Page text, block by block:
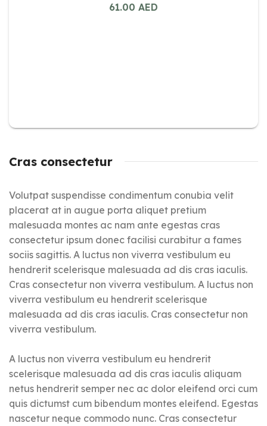
61.00 AED
Cras consectetur
Volutpat suspendisse condimentum conubia velit
placerat at in augue porta aliquet pretium
malesuada montes ac nam ante egestas cras
consectetur ipsum donec facilisi curabitur a fames
sociis sagittis. A luctus non viverra vestibulum eu
hendrerit scelerisque malesuada ad dis cras iaculis.
Cras consectetur non viverra vestibulum. A luctus non
viverra vestibulum eu hendrerit scelerisque
malesuada ad dis cras iaculis. Cras consectetur non
viverra vestibulum.
A luctus non viverra vestibulum eu hendrerit
scelerisque malesuada ad dis cras iaculis aliquam
netus hendrerit semper nec ac dolor eleifend orci cum
quis dictumst cum bibendum montes eleifend. Egestas
nascetur neque commodo nunc. Cras consectetur